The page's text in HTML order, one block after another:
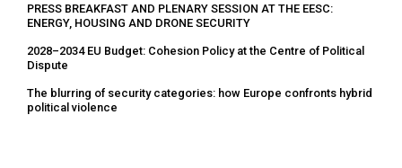
PRESS BREAKFAST AND PLENARY SESSION AT THE EESC:
ENERGY, HOUSING AND DRONE SECURITY
2028–2034 EU Budget: Cohesion Policy at the Centre of Political
Dispute
The blurring of security categories: how Europe confronts hybrid
political violence